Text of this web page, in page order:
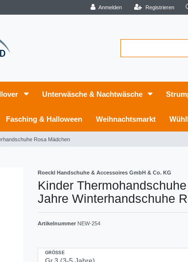
Anmelden Registrieren
Unterwäsche & Nachtwäsche
Fasching & Halloween Weihnachtsmarkt
Rosa Mädchen
Roeckl Handschuhe & Accessoires GmbH & Co. KG
Kinder
Jahre Winterhandschuhe
Artikelnummer NEW-254
GRÖSSE